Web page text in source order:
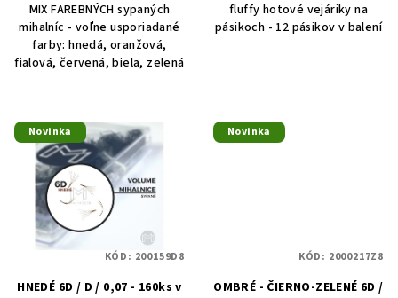
v
MIX FAREBNÝCH sypaných
mihalníc - voľne usporiadané
farby: hnedá, oranžová,
fialová, červená, biela, zelená
fluffy hotové vejáriky na
pásikoch - 12 pásikov v balení
Novinka
HNEDÉ 6D / D / 0,07 - 160ks v
KÓD: 200159D8
Novinka
OMBRÉ - ČIERNO-ZELENÉ 6D /
KÓD: 2000217Z8